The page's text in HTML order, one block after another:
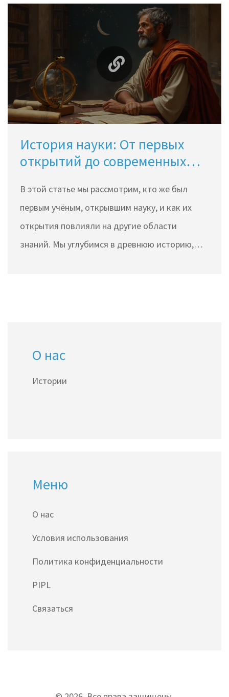
История науки: От первых
открытий до современных
В этой статье мы рассмотрим, кто же был
первым учёным, открывшим науку, и как их
открытия повлияли на другие области
знаний. Мы углубимся в древнюю историю,
О нас
Истории
Меню
О нас
Условия использования
Политика конфиденциальности
PIPL
Связаться